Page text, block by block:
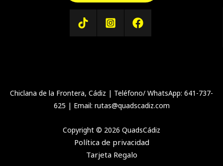
Chiclana de la Frontera, Cádiz | Teléfono/ WhatsApp: 641-737-
625 | Email: rutas@quadscadiz.com
Copyright © 2026 QuadsCádiz
Política de privacidad
Tarjeta Regalo